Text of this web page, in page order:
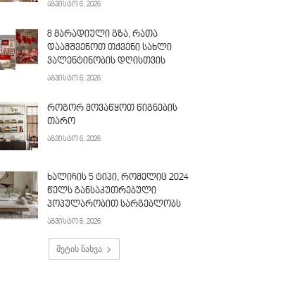
აგვისტო 6, 2026
8 მარადიული გზა, რათა
დაამშვენოთ თქვენი სახლი
ვალენტინობის დღისთვის
აგვისტო 6, 2026
როგორ მოვაწყოთ წიგნების
თარო
აგვისტო 6, 2026
ხალიჩის 5 ტიპი, რომელიც 2024
წელს განსაკუთრებული
პოპულარობით სარგებლობს
აგვისტო 6, 2026
მეტის ნახვა